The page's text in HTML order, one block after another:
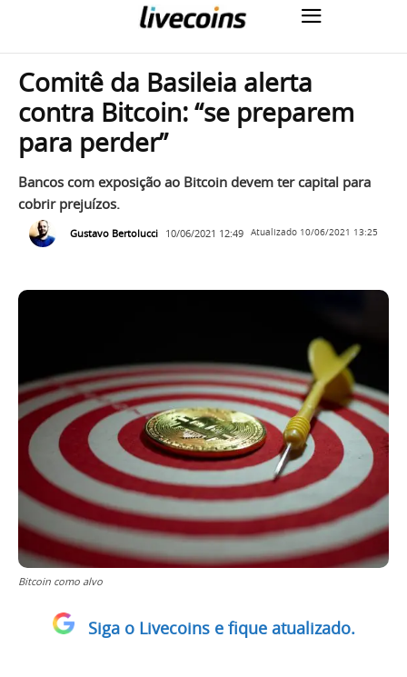
Comitê da Basileia alerta
contra Bitcoin: “se preparem
para perder”
Bancos com exposição ao Bitcoin devem ter capital para
cobrir prejuízos.
Gustavo Bertolucci 10/06/2021 12:49 Atualizado 10/06/2021 13:25
Bitcoin como alvo
Siga o Livecoins e fique atualizado.